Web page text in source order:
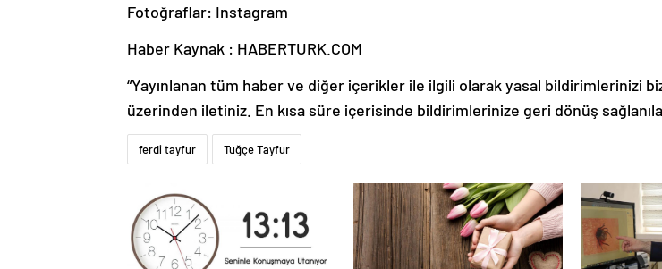
Fotoğraflar: Instagram
Haber Kaynak : HABERTURK.COM
“Yayınlanan tüm haber ve diğer içerikler ile ilgili olarak yasal bildirimlerinizi
üzerinden iletiniz. En kısa süre içerisinde bildirimlerinize geri dönüş
ferdi tayfur Tuğçe Tayfur